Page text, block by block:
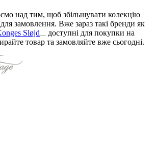
над тим, щоб збільшувати колекцію
замовлення. Вже зараз такі бренди як
Sløjd
доступні для покупки на
товар та замовляйте вже сьогодні.